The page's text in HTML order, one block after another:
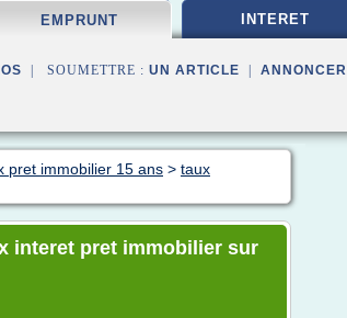
EMPRUNT INTERET
| SOUMETTRE : UN ARTICLE ANNONCER
pret immobilier 15 ans > taux
interet pret immobilier sur